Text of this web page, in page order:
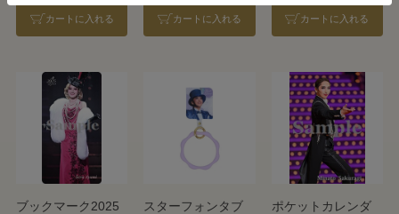
カートに入れる カートに入れる カートに入れる
ブックマーク2025
スターフォンタブ
ポケットカレンダ